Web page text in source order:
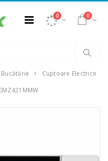
0 0
Cuptoare Electrice